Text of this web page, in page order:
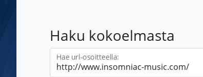
Haku kokoelmasta
Hae url-osoitteella: